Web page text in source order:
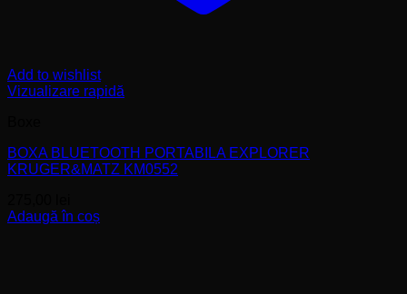
Add to wishlist
Vizualizare rapidă
BOXA BLUETOOTH PORTABILA EXPLORER
KRUGER&MATZ KM0552
Adaugă în coș